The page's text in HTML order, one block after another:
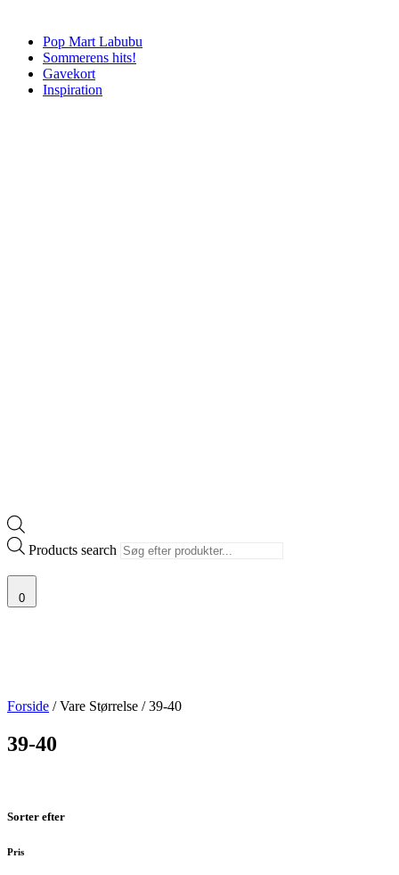
Pop Mart Labubu
Sommerens hits!
Gavekort
Inspiration
Products search
0
Forside / Vare Størrelse / 39-40
39-40
Sorter efter
Pris